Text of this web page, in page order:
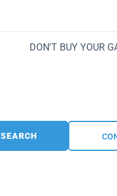
DON'T BUY YOUR
SEARCH